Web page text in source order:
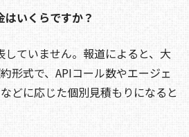
いくらですか？
していません。報道によると、大
形式で、APIコール数やエージェ
どに応じた個別見積もりになると